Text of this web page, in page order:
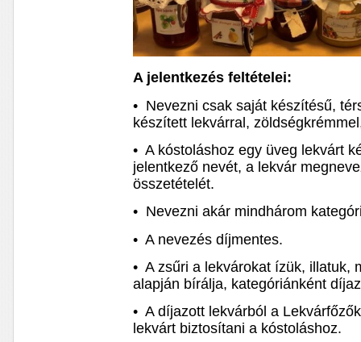
A jelentkezés feltételei:
• Nevezni csak saját készítésű,
készített lekvárral,
• A kóstoláshoz egy üveg lekvárt
jelentkező nevét, a lekvár
összetételét.
• Nevezni akár mindhárom
• A nevezés díjmentes.
• A zsűri a lekvárokat ízük, illatuk,
alapján bírálja, kategóriánként
• A díjazott lekvárból a
lekvárt biztosítani a kóstoláshoz.